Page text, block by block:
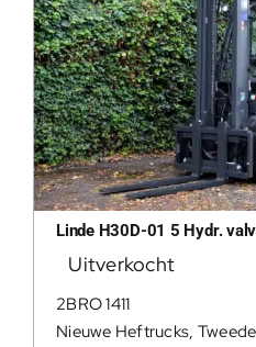
Linde H30D-01 5 Hydr.
Uitverkocht
2BRO 1411
Nieuwe Heftrucks,